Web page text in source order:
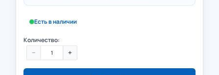
Есть в наличии
Количество:
− +